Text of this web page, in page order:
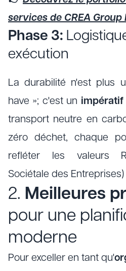
services de CREA
Phase 3:
exécution
La durabilité n'est plus
have »; c'est un impératif
transport neutre en
zéro déchet, chaque
refléter les valeurs
Sociétale des
2. Meilleures
pour une
moderne
Pour exceller en tant qu'